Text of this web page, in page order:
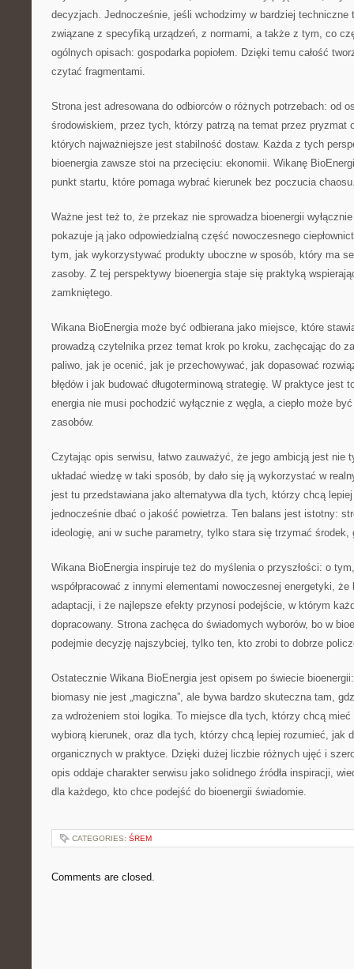
decyzjach. Jednocześnie, jeśli wchodzimy w bardziej techniczne
związane z specyfiką urządzeń, z normami, a także z tym, co
ogólnych opisach: gospodarka popiołem. Dzięki temu całość
czytać fragmentami.
Strona jest adresowana do odbiorców o różnych potrzebach: od
środowiskiem, przez tych, którzy patrzą na temat przez pryzmat
których najważniejsze jest stabilność dostaw. Każda z tych
bioenergia zawsze stoi na przecięciu: ekonomii. Wikanę
punkt startu, które pomaga wybrać kierunek bez poczucia
Ważne jest też to, że przekaz nie sprowadza bioenergii wyłącznie
pokazuje ją jako odpowiedzialną część nowoczesnego
tym, jak wykorzystywać produkty uboczne w sposób, który ma
zasoby. Z tej perspektywy bioenergia staje się praktyką
zamkniętego.
Wikana BioEnergia może być odbierana jako miejsce, które
prowadzą czytelnika przez temat krok po kroku, zachęcając do
paliwo, jak je ocenić, jak je przechowywać, jak dopasować
błędów i jak budować długoterminową strategię. W praktyce jest
energia nie musi pochodzić wyłącznie z węgla, a ciepło może
zasobów.
Czytając opis serwisu, łatwo zauważyć, że jego ambicją jest nie
układać wiedzę w taki sposób, by dało się ją wykorzystać w
jest tu przedstawiana jako alternatywa dla tych, którzy chcą
jednocześnie dbać o jakość powietrza. Ten balans jest istotny:
ideologię, ani w suche parametry, tylko stara się trzymać
Wikana BioEnergia inspiruje też do myślenia o przyszłości: o
współpracować z innymi elementami nowoczesnej energetyki,
adaptacji, i że najlepsze efekty przynosi podejście, w którym
dopracowany. Strona zachęca do świadomych wyborów, bo w
podejmie decyzję najszybciej, tylko ten, kto zrobi to dobrze
Ostatecznie Wikana BioEnergia jest opisem po świecie
biomasy nie jest „magiczna”, ale bywa bardzo skuteczna tam,
za wdrożeniem stoi logika. To miejsce dla tych, którzy chcą mieć
wybiorą kierunek, oraz dla tych, którzy chcą lepiej rozumieć, jak
organicznych w praktyce. Dzięki dużej liczbie różnych ujęć i
opis oddaje charakter serwisu jako solidnego źródła inspiracji,
dla każdego, kto chce podejść do bioenergii świadomie.
CATEGORIES: ŚREM
Comments are closed.